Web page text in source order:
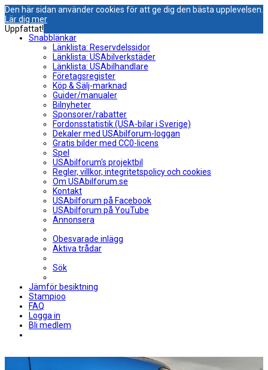
Den här sidan använder cookies för att ge dig den bästa upplevelsen.
Lär dig mer
Uppfattat!
Snabblänkar
Länklista: Reservdelssidor
Länklista: USAbilverkstäder
Länklista: USAbilhandlare
Företagsregister
Köp & Sälj-marknad
Guider/manualer
Bilnyheter
Sponsorer/rabatter
Fordonsstatistik (USA-bilar i Sverige)
Dekaler med USAbilforum-loggan
Gratis bilder med CC0-licens
Spel
USAbilforum's projektbil
Regler, villkor, integritetspolicy och cookies
Om USAbilforum.se
Kontakt
USAbilforum på Facebook
USAbilforum på YouTube
Annonsera
Obesvarade inlägg
Aktiva trådar
Sök
Jämför besiktning
Stampioo
FAQ
Logga in
Bli medlem